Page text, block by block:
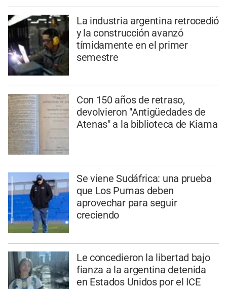
La industria argentina retrocedió
y la construcción avanzó
tímidamente en el primer
semestre
Con 150 años de retraso,
devolvieron "Antigüedades de
Atenas" a la biblioteca de Kiama
Se viene Sudáfrica: una prueba
que Los Pumas deben
aprovechar para seguir
creciendo
Le concedieron la libertad bajo
fianza a la argentina detenida
en Estados Unidos por el ICE